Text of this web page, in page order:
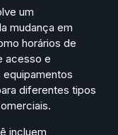
um
mudança em
horários de
acesso e
diferentes tipos
incluem